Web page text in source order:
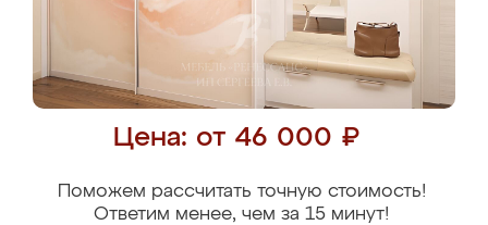
Цена: от 46 000 ₽
Поможем рассчитать точную стоимость!
Ответим менее, чем за 15 минут!